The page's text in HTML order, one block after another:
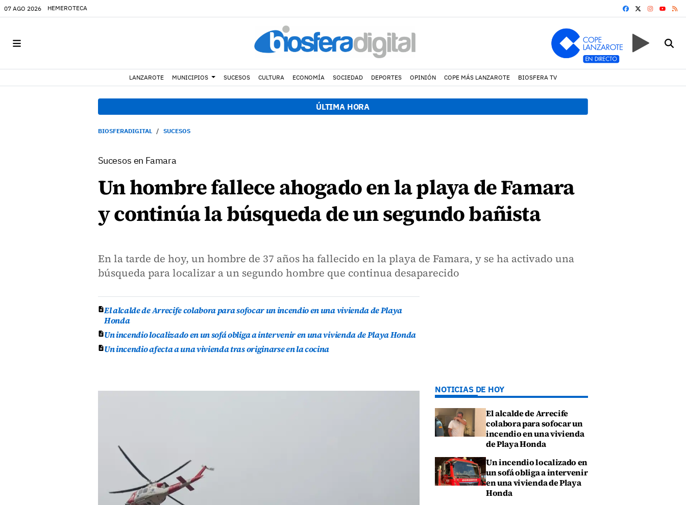
07 AGO 2026 HEMEROTECA FACEBOOK
YOUTUBE
LANZAROTE MUNICIPIOS SUCESOS CULTURA ECONOMÍA SOCIEDAD DEPORTES OPINIÓN COPE MÁS LANZAROTE BIOSFERA TV
ÚLTIMA HORA
BIOSFERADIGITAL SUCESOS
Sucesos en Famara
Un hombre fallece ahogado en la playa de Famara
y continúa la búsqueda de un segundo bañista
En la tarde de hoy, un hombre de 37 años ha fallecido en la playa de Famara, y se ha activado una
búsqueda para localizar a un segundo hombre que continua desaparecido
El alcalde de Arrecife colabora para sofocar un incendio en una vivienda de Playa
Honda
Un incendio localizado en un sofá obliga a intervenir en una vivienda de Playa Honda
Un incendio afecta a una vivienda tras originarse en la cocina
NOTICIAS DE HOY
El alcalde de Arrecife
colabora para sofocar un
incendio en una vivienda
de Playa Honda
Un incendio localizado en
un sofá obliga a intervenir
en una vivienda de Playa
Honda